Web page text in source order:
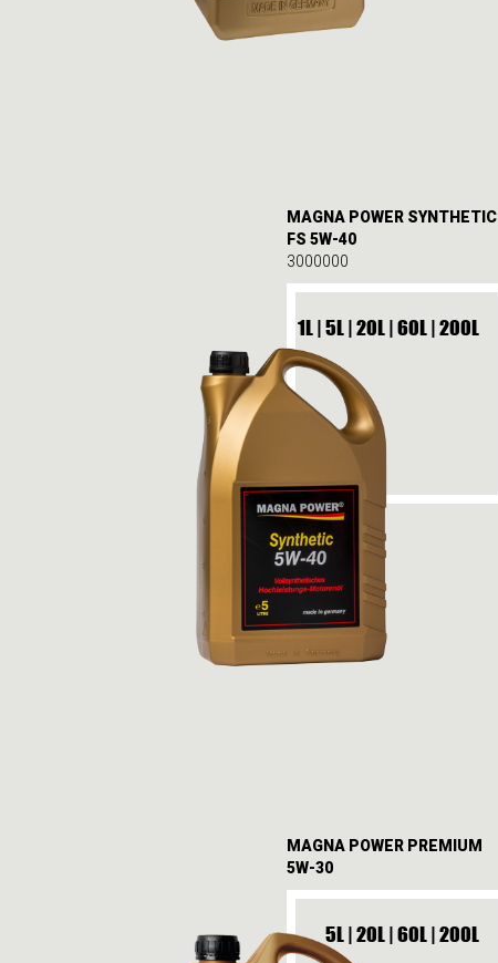
MAGNA POWER SYNTHETIC
FS 5W-40
3000000
1L | 5L | 20L | 60L | 200L
MAGNA POWER PREMIUM
5W-30
5L | 20L | 60L | 200L